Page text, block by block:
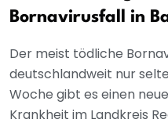
Bornavirusfall in
Der meist tödliche
deutschlandweit nur
Woche gibt es einen
Krankheit im Landkreis